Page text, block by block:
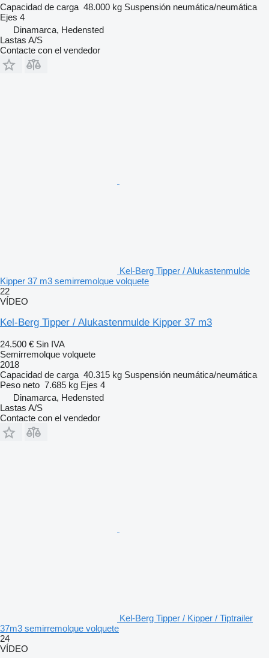
Capacidad de carga 48.000 kg Suspensión neumática/neumática
Ejes 4
Dinamarca, Hedensted
Lastas A/S
Contacte con el vendedor
Kel-Berg Tipper / Alukastenmulde
Kipper 37 m3 semirremolque volquete
22
VÍDEO
Kel-Berg Tipper / Alukastenmulde Kipper 37 m3
24.500 € Sin IVA
Semirremolque volquete
2018
Capacidad de carga 40.315 kg Suspensión neumática/neumática
Peso neto 7.685 kg Ejes 4
Dinamarca, Hedensted
Lastas A/S
Contacte con el vendedor
Kel-Berg Tipper / Kipper / Tiptrailer
37m3 semirremolque volquete
24
VÍDEO